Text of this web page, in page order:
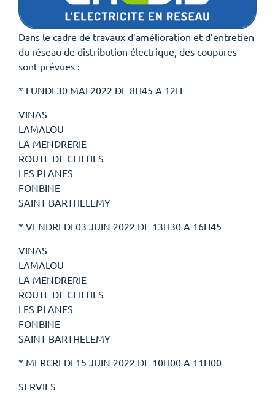
Dans le cadre de travaux d’amélioration et d’entretien
du réseau de distribution électrique, des coupures
sont prévues :
* LUNDI 30 MAI 2022 DE 8H45 A 12H
VINAS
LAMALOU
LA MENDRERIE
ROUTE DE CEILHES
LES PLANES
FONBINE
SAINT BARTHELEMY
* VENDREDI 03 JUIN 2022 DE 13H30 A 16H45
VINAS
LAMALOU
LA MENDRERIE
ROUTE DE CEILHES
LES PLANES
FONBINE
SAINT BARTHELEMY
* MERCREDI 15 JUIN 2022 DE 10H00 A 11H00
SERVIES